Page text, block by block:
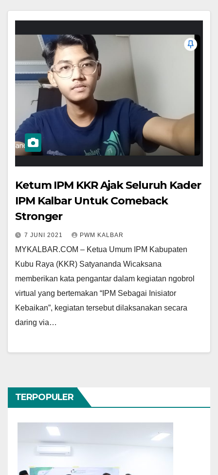
Ketum IPM KKR Ajak Seluruh Kader
IPM Kalbar Untuk Comeback
Stronger
7 JUNI 2021 PWM KALBAR
MYKALBAR.COM – Ketua Umum IPM Kabupaten
Kubu Raya (KKR) Satyananda Wicaksana
memberikan kata pengantar dalam kegiatan ngobrol
virtual yang bertemakan “IPM Sebagai Inisiator
Kebaikan”, kegiatan tersebut dilaksanakan secara
daring via…
TERPOPULER